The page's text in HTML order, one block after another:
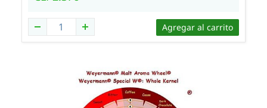
Agregar al carrito